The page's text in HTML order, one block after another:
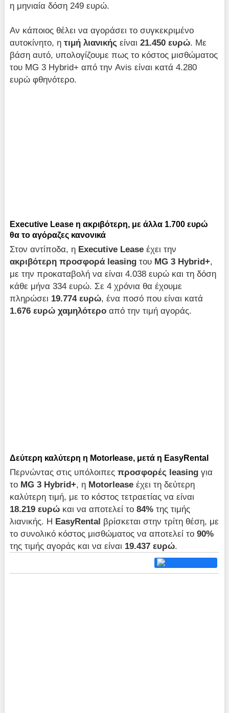
η μηνιαία δόση 249 ευρώ.
Αν κάποιος θέλει να αγοράσει το συγκεκριμένο
αυτοκίνητο, ητιμή λιανικής είναι21.450 ευρώ. Με
βάση αυτό, υπολογίζουμε πως το κόστος μισθώματος
του MG 3 Hybrid+ από την Avis είναι κατά 4.280
ευρώ φθηνότερο.
Executive Lease η ακριβότερη, με άλλα 1.700 ευρώ
θα το αγόραζες κανονικά
Στον αντίποδα, η Executive Lease έχει την
ακριβότερη προσφορά leasing του MG 3 Hybrid+,
με την προκαταβολή να είναι 4.038 ευρώ και τη δόση
κάθε μήνα 334 ευρώ. Σε 4 χρόνια θα έχουμε
πληρώσει 19.774 ευρώ, ένα ποσό που είναι κατά
1.676 ευρώ χαμηλότεροαπό την τιμή αγοράς.
Δεύτερη καλύτερη η Motorlease, μετά η EasyRental
Περνώντας στις υπόλοιπεςπροσφορές leasing για
το MG 3 Hybrid+, η Motorlease έχει τη δεύτερη
καλύτερη τιμή, με το κόστος τετραετίας να είναι
18.219 ευρώ και να αποτελεί το84% της τιμής
λιανικής. Η EasyRental βρίσκεται στην τρίτη θέση, με
το συνολικό κόστος μισθώματος να αποτελεί το90%
της τιμής αγοράς και να είναι 19.437 ευρώ.